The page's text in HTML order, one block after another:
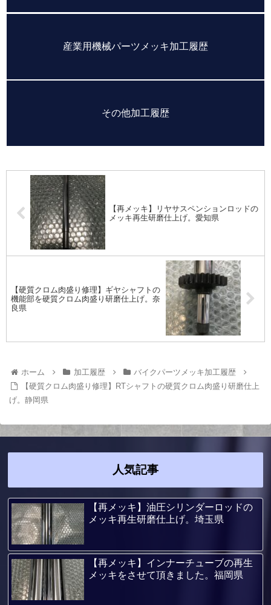
産業用機械パーツメッキ加工履歴
その他加工履歴
【再メッキ】リヤサスペンションロッドの
メッキ再生研磨仕上げ。愛知県
【硬質クロム肉盛り修理】ギヤシャフトの
機能部を硬質クロム肉盛り研磨仕上げ。奈
良県
ホーム 加工履歴
バイクパーツメッキ加工履歴
【硬質クロム肉盛り修理】RTシャフトの硬質クロム肉盛り研磨仕上
げ。静岡県
人気記事
【再メッキ】油圧シリンダーロッドの
メッキ再生研磨仕上げ。埼玉県
【再メッキ】インナーチューブの再生
メッキをさせて頂きました。福岡県